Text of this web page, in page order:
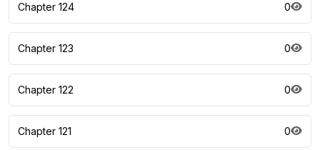
Chapter 124 0
Chapter 123 0
Chapter 122 0
Chapter 121 0